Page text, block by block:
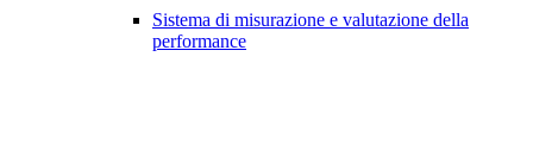
Sistema di misurazione e valutazione della
performance